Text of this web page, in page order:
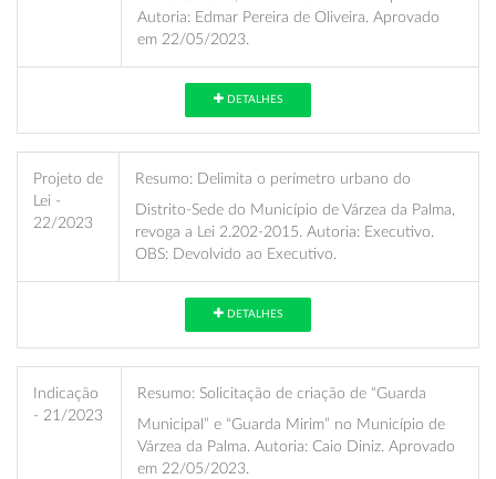
Autoria: Edmar Pereira de Oliveira. Aprovado
em 22/05/2023.
DETALHES
Projeto de
Lei -
22/2023
Resumo: Delimita o perímetro urbano do
Distrito-Sede do Município de Várzea da Palma,
revoga a Lei 2.202-2015. Autoria: Executivo.
OBS: Devolvido ao Executivo.
DETALHES
Indicação
- 21/2023
Resumo: Solicitação de criação de “Guarda
Municipal” e “Guarda Mirim” no Município de
Várzea da Palma. Autoria: Caio Diniz. Aprovado
em 22/05/2023.